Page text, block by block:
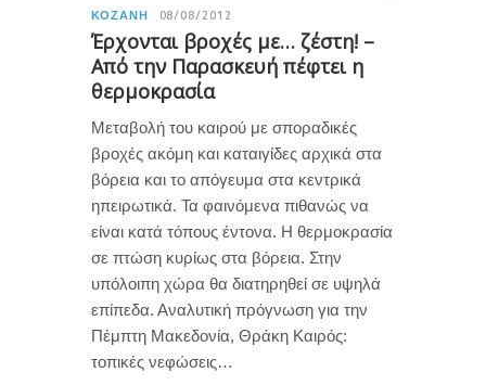
ΚΟΖΆΝΗ 08/08/2012
Έρχονται βροχές με… ζέστη! –
Από την Παρασκευή πέφτει η
θερμοκρασία
Μεταβολή του καιρού με σποραδικές
βροχές ακόμη και καταιγίδες αρχικά στα
βόρεια και το απόγευμα στα κεντρικά
ηπειρωτικά. Τα φαινόμενα πιθανώς να
είναι κατά τόπους έντονα. Η θερμοκρασία
σε πτώση κυρίως στα βόρεια. Στην
υπόλοιπη χώρα θα διατηρηθεί σε υψηλά
επίπεδα. Αναλυτική πρόγνωση για την
Πέμπτη Μακεδονία, Θράκη Καιρός:
τοπικές νεφώσεις…